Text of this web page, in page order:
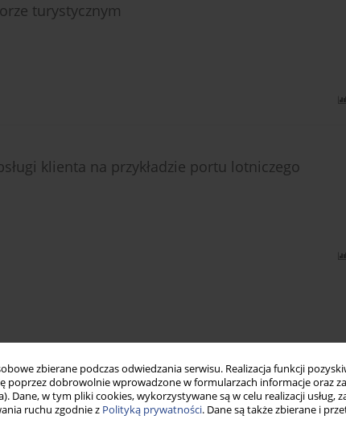
zbierane podczas odwiedzania serwisu. Realizacja funkcji
poprzez dobrowolnie wprowadzone w formularzach informacje oraz
Dane, w tym pliki cookies, wykorzystywane są w celu realizacji
ruchu zgodnie z Polityką prywatności. Dane są także zbierane i
turystycznym
klienta na przykładzie portu lotniczego